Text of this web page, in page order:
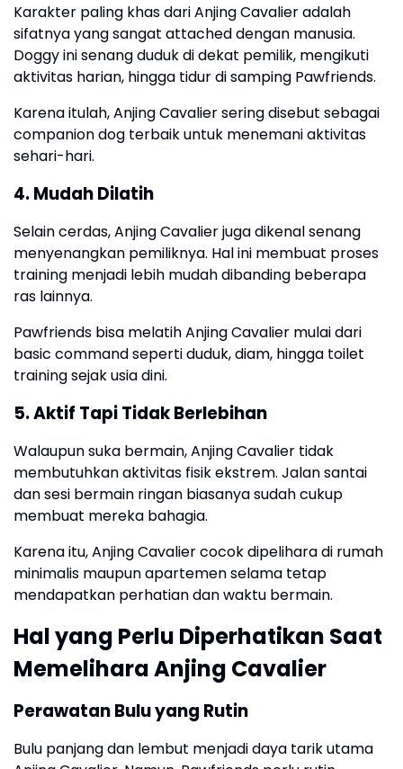
Karakter paling khas dari Anjing Cavalier adalah
sifatnya yang sangat attached dengan manusia.
Doggy ini senang duduk di dekat pemilik, mengikuti
aktivitas harian, hingga tidur di samping Pawfriends.
Karena itulah, Anjing Cavalier sering disebut sebagai
companion dog terbaik untuk menemani aktivitas
sehari-hari.
4. Mudah Dilatih
Selain cerdas, Anjing Cavalier juga dikenal senang
menyenangkan pemiliknya. Hal ini membuat proses
training menjadi lebih mudah dibanding beberapa
ras lainnya.
Pawfriends bisa melatih Anjing Cavalier mulai dari
basic command seperti duduk, diam, hingga toilet
training sejak usia dini.
5. Aktif Tapi Tidak Berlebihan
Walaupun suka bermain, Anjing Cavalier tidak
membutuhkan aktivitas fisik ekstrem. Jalan santai
dan sesi bermain ringan biasanya sudah cukup
membuat mereka bahagia.
Karena itu, Anjing Cavalier cocok dipelihara di rumah
minimalis maupun apartemen selama tetap
mendapatkan perhatian dan waktu bermain.
Hal yang Perlu Diperhatikan Saat
Memelihara Anjing Cavalier
Perawatan Bulu yang Rutin
Bulu panjang dan lembut menjadi daya tarik utama